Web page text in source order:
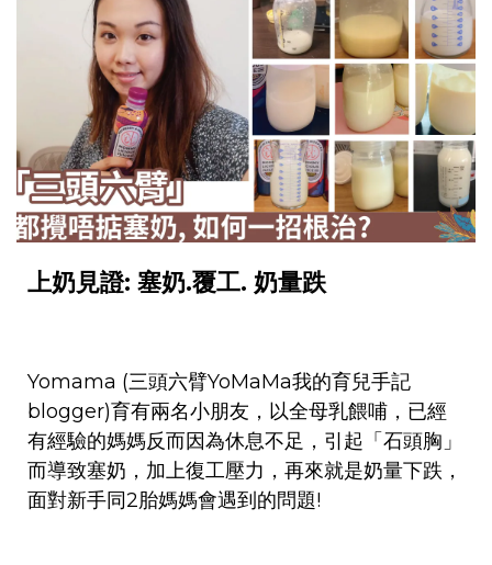
上奶見證: 塞奶.覆工. 奶量跌
Yomama (三頭六臂YoMaMa我的育兒手記
blogger)育有兩名小朋友，以全母乳餵哺，已經
有經驗的媽媽反而因為休息不足，引起「石頭胸」
而導致塞奶，加上復工壓力，再來就是奶量下跌，
面對新手同2胎媽媽會遇到的問題!